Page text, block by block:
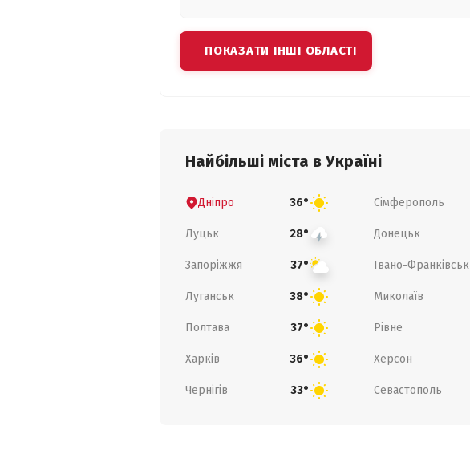
ПОКАЗАТИ ІНШІ ОБЛАСТІ
Найбільші міста в Україні
Дніпро 36° Сімферополь
Луцьк 28° Донецьк
Запоріжжя 37° Івано-Франківськ
Луганськ 38° Миколаїв
Полтава 37° Рівне
Харків 36° Херсон
Чернігів 33° Севастополь